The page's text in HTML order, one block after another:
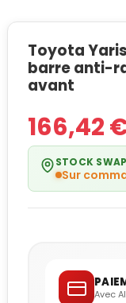
Toyota Yaris
barre anti-
avant
166,42
STOCK
Sur
Avec